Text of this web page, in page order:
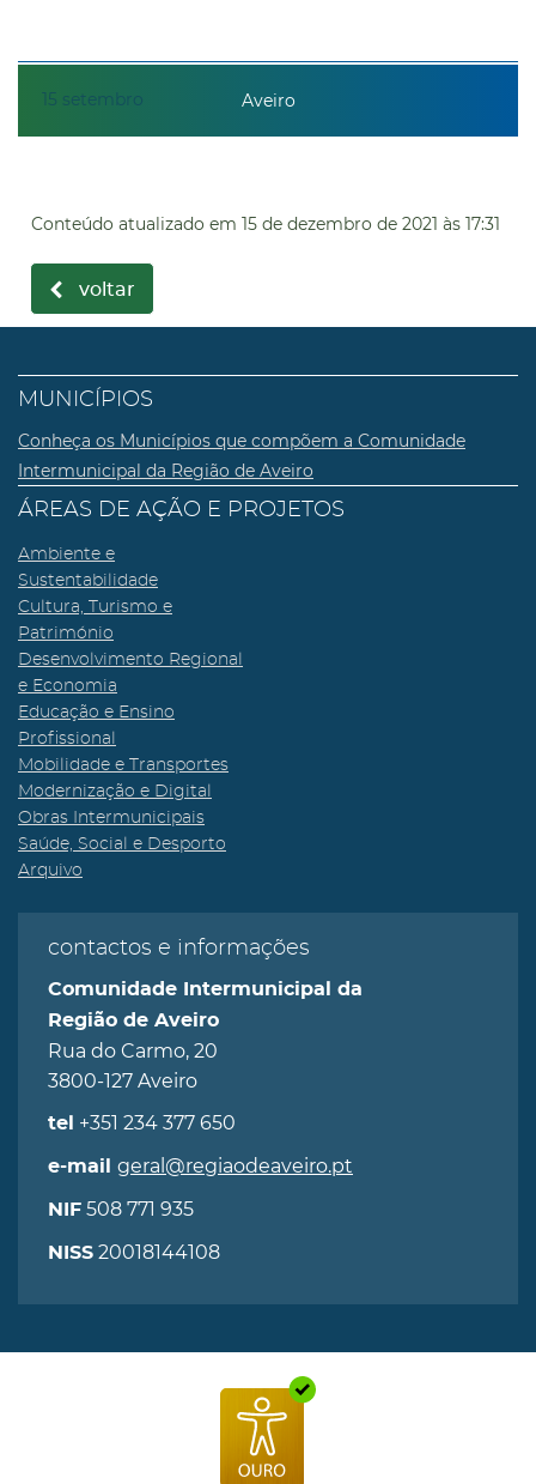
15 setembro Aveiro
Conteúdo atualizado em 15 de dezembro de 2021 às 17:31
voltar
MUNICÍPIOS
Conheça os Municípios que compõem a Comunidade
Intermunicipal da Região de Aveiro
ÁREAS DE AÇÃO E PROJETOS
Ambiente e
Sustentabilidade
Cultura, Turismo e
Património
Desenvolvimento Regional
e Economia
Educação e Ensino
Profissional
Mobilidade e Transportes
Modernização e Digital
Obras Intermunicipais
Saúde, Social e Desporto
Arquivo
contactos e informações
Comunidade Intermunicipal da
Região de Aveiro
Rua do Carmo, 20
3800-127 Aveiro
tel +351 234 377 650
e-mail geral@regiaodeaveiro.pt
NIF 508 771 935
NISS 20018144108